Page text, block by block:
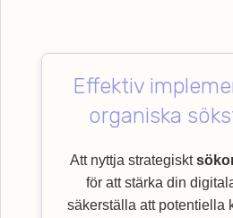
Effektiv
organiska
Att nyttja strategiskt
för att stärka din
säkerställa att potentiella